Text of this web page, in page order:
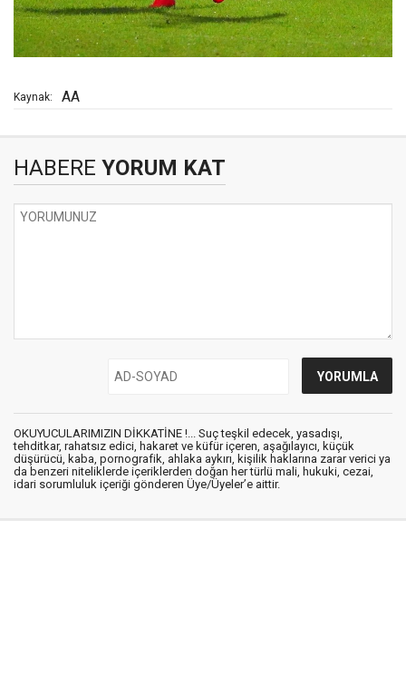
Kaynak: AA
HABERE YORUM KAT
OKUYUCULARIMIZIN DİKKATİNE !... Suç teşkil edecek, yasadışı,
tehditkar, rahatsız edici, hakaret ve küfür içeren, aşağılayıcı, küçük
düşürücü, kaba, pornografik, ahlaka aykırı, kişilik haklarına zarar verici ya
da benzeri niteliklerde içeriklerden doğan her türlü mali, hukuki, cezai,
idari sorumluluk içeriği gönderen Üye/Üyeler’e aittir.